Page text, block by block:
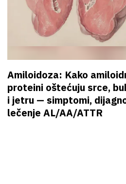
Amiloidoza: Kako
proteini oštećuju srce,
i jetru — simptomi,
lečenje AL/AA/ATTR